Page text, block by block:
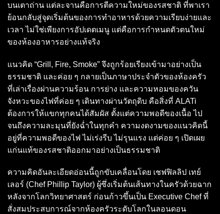
บนเตาถ่าน แต่ละจานคือการตีความใหม่ของรสชาติ ที่พาเรา
ย้อนกลับสู่จุดเริ่มต้นของการทำอาหารด้วยความเรียบง่ายและ
เวลา ไม่ใช่เพียงการอัปเดตเมนู แต่คือการกำหนดตัวตนใหม่
ของห้องอาหารอย่างแท้จริง
แนวคิด “Grill, Fire, Smoke” จึงถูกร้อยเรียงเข้ามาอย่างเป็น
ธรรมชาติ และค่อย ๆ กลายเป็นภาษาประจำตัวของห้องครัว
ที่เล่าเรื่องผ่านความร้อน การย่าง และความหอมของควัน
จังหวะของไฟที่ค่อย ๆ เดินทางผ่านวัตถุดิบ คือสิ่งที่ ALATi
ต้องการให้แขกทุกคนได้สัมผัส ตั้งแต่ความพอดีของเนื้อ ไป
จนถึงความละมุนที่ยังฉ่ำในทุกคำ ความงดงามของแนวคิดนี้
อยู่ที่ความพอดีของไฟ ไม่เร่งรีบ ไม่รุนแรง แต่ค่อย ๆ เปิดเผย
แก่นแท้ของรสชาติออกมาอย่างเป็นธรรมชาติ
ความคิดอันละเอียดอ่อนนี้ถูกขับเคลื่อนโดย เชฟฟิลลิป เทย์
เลอร์ (Chef Phillip Taylor) ผู้ซึ่งเริ่มต้นเส้นทางในครัวด้วยฉาก
หลังจากโลกวิทยาศาสตร์ ก่อนก้าวขึ้นเป็น Executive Chef ที่
สั่งสมประสบการณ์จากห้องครัวระดับโลกในลอนดอน